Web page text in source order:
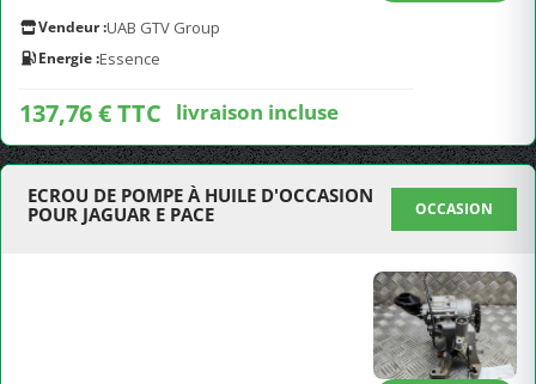
Vendeur :UAB GTV Group
Energie :Essence
137,76 € TTC livraison incluse
ECROU DE POMPE À HUILE D'OCCASION
POUR JAGUAR E PACE
OCCASION